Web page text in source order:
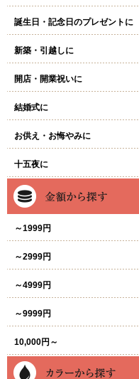
誕生日・記念日のプレゼントに
新築・引越しに
開店・開業祝いに
結婚式に
お供え・お悔やみに
十五夜に
～1999円
～2999円
～4999円
～9999円
10,000円～